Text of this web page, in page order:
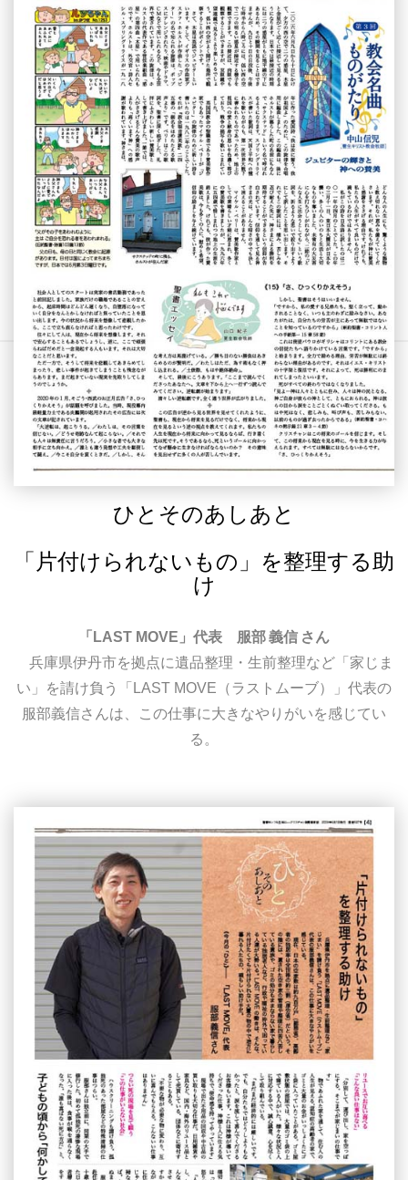
ひとそのあしあと
「片付けられないもの」を整理する助
け
「LAST MOVE」代表 服部 義信 さん
兵庫県伊丹市を拠点に遺品整理・生前整理など「家じま
い」を請け負う「LAST MOVE（ラストムーブ）」代表の
服部義信さんは、この仕事に大きなやりがいを感じてい
る。